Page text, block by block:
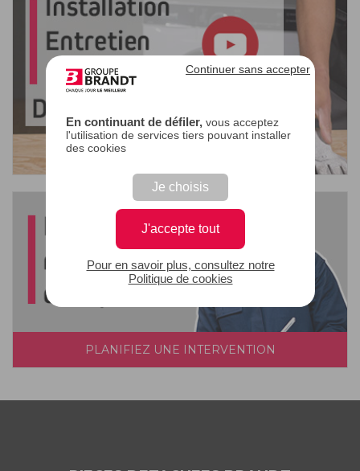
En continuant de défiler,vous acceptez
l'utilisation de services tiers pouvant installer
des cookies
Je choisis
J'accepte tout
Continuer sans accepter
Pour en savoir plus, consultez notre
Politique de cookies
PLANIFIEZ UNE INTERVENTION